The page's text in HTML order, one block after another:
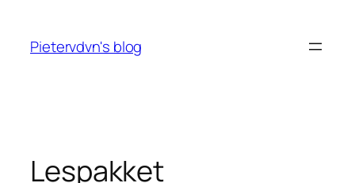
content
Pietervdvn's blog
Lespakket